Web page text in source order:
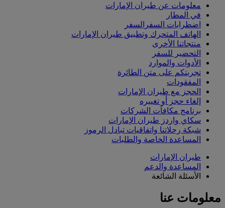
معلومات عن طيران الإمارات
في المطار
اضطرابات السفرالسفر
الهاتف المتحرك وتطبيق طيران الإمارات
منتجاتنا الأخرى
التحضير للسفر
الأدوات والموارد
تجربتكم على متن الطائرة
المفقودات
الحجز مع طيران الإمارات
إلغاء حجز أو تغييره
برنامج مكافآت الشركات
سكاي واردز طيران الإمارات
شبكة رحلاتنا واتفاقيات تبادل الرموز
المساعدة الخاصة والطلبات
طيران الإمارات
المساعدة والدعم
الأسئلة الشائعة
معلومات عنا